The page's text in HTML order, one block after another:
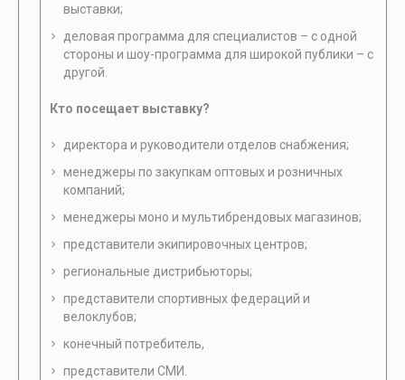
выставки;
деловая программа для специалистов – с одной
стороны и шоу-программа для широкой публики – с
другой.
Кто посещает выставку?
директора и руководители отделов снабжения;
менеджеры по закупкам оптовых и розничных
компаний;
менеджеры моно и мультибрендовых магазинов;
представители экипировочных центров;
региональные дистрибьюторы;
представители спортивных федераций и
велоклубов;
конечный потребитель,
представители СМИ.